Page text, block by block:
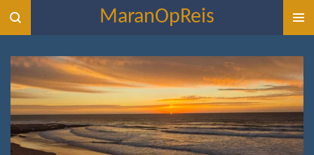
Ga
direct
naar
hoofdinhoud
MaranOpReis